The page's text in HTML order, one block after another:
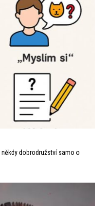
dobrodružství samo o